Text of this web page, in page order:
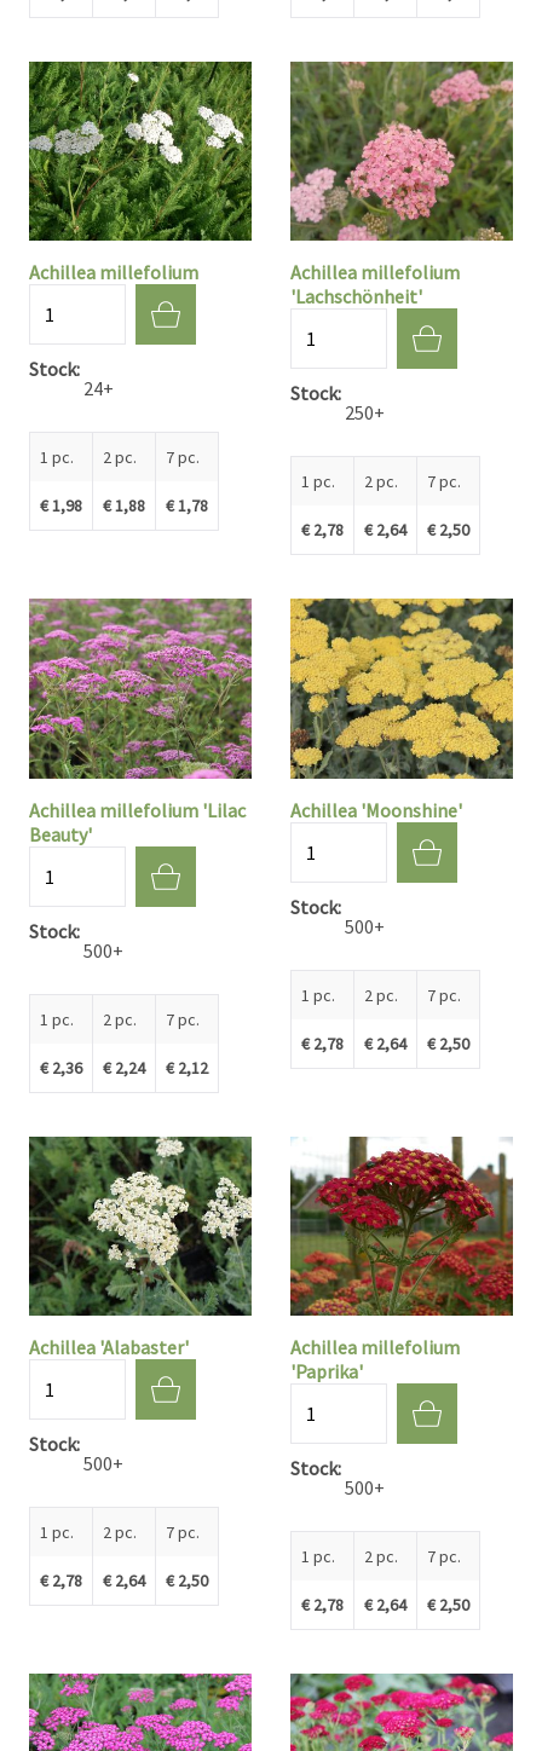
Achillea millefolium
Stock
24+
1 pc.
€ 1,98
2 pc.
€ 1,88
7 pc.
€ 1,78
Achillea millefolium
'Lachschönheit'
Stock
250+
1 pc.
€ 2,78
2 pc.
€ 2,64
7 pc.
€ 2,50
Achillea millefolium 'Lilac
Beauty'
Stock
500+
1 pc.
€ 2,36
2 pc.
€ 2,24
7 pc.
€ 2,12
Achillea 'Moonshine'
Stock
500+
1 pc.
€ 2,78
2 pc.
€ 2,64
7 pc.
€ 2,50
Achillea 'Alabaster'
Stock
500+
1 pc.
€ 2,78
2 pc.
€ 2,64
7 pc.
€ 2,50
Achillea millefolium
'Paprika'
Stock
500+
1 pc.
€ 2,78
2 pc.
€ 2,64
7 pc.
€ 2,50